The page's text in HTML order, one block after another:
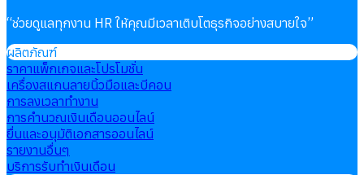
“ช่วยดูแลทุกงาน HR ให้คุณมีเวลาเติบโตธุรกิจอย่างสบายใจ”
ผลิตภัณฑ์
ราคาแพ็กเกจและโปรโมชั่น
เครื่องสแกนลายนิ้วมือและบีคอน
การลงเวลาทำงาน
การคำนวณเงินเดือนออนไลน์
ยื่นและอนุมัติเอกสารออนไลน์
รายงานอื่นๆ
บริการรับทำเงินเดือน